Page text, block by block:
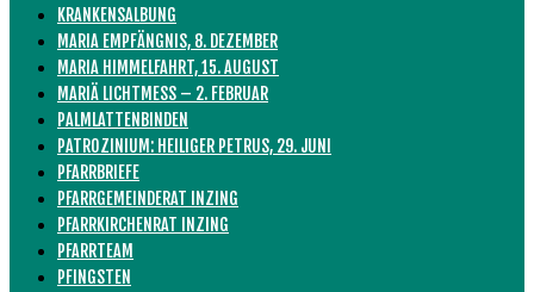
KRANKENSALBUNG
MARIA EMPFÄNGNIS, 8. DEZEMBER
MARIA HIMMELFAHRT, 15. AUGUST
MARIÄ LICHTMESS – 2. FEBRUAR
PALMLATTENBINDEN
PATROZINIUM: HEILIGER PETRUS, 29. JUNI
PFARRBRIEFE
PFARRGEMEINDERAT INZING
PFARRKIRCHENRAT INZING
PFARRTEAM
PFINGSTEN